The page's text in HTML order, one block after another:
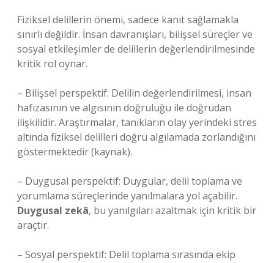
Fiziksel delillerin önemi, sadece kanıt sağlamakla
sınırlı değildir. İnsan davranışları, bilişsel süreçler ve
sosyal etkileşimler de delillerin değerlendirilmesinde
kritik rol oynar.
– Bilişsel perspektif: Delilin değerlendirilmesi, insan
hafızasının ve algısının doğruluğu ile doğrudan
ilişkilidir. Araştırmalar, tanıkların olay yerindeki stres
altında fiziksel delilleri doğru algılamada zorlandığını
göstermektedir (kaynak).
– Duygusal perspektif: Duygular, delil toplama ve
yorumlama süreçlerinde yanılmalara yol açabilir.
Duygusal zekâ, bu yanılgıları azaltmak için kritik bir
araçtır.
– Sosyal perspektif: Delil toplama sırasında ekip